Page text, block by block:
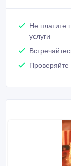
Не платите
услуги
Проверяйте